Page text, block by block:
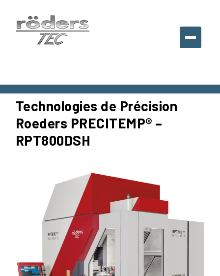
France
Technologies de Précision
Roeders PRECITEMP® –
RPT800DSH